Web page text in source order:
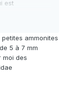
est
, lecture de
especes
donné que le
cm ( qui est
ce n'est
ammonites
5 à 7 mm
moi des